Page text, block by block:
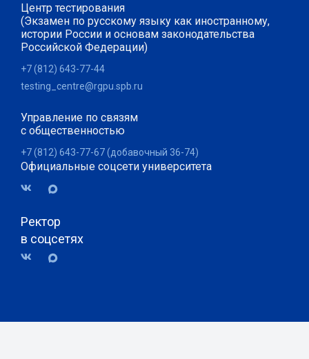
Центр тестирования
(Экзамен по русскому языку как иностранному,
истории России и основам законодательства
Российской Федерации)
+7 (812) 643-77-44
testing_centre@rgpu.spb.ru
Управление по связям
с общественностью
+7 (812) 643-77-67 (добавочный 36-74)
Официальные соцсети университета
Ректор
в соцсетях